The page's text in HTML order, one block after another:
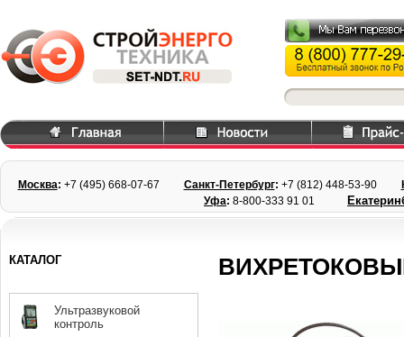
Москва: +7 (495) 668-07-67 Санкт-Петербург: +7 (812) 448-53-90
Уфа: 8-800-333 91 01
КАТАЛОГ
Ультразвуковой
контроль